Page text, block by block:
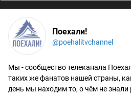
Поехали!
@poehalitvchannel
Мы - сообщество телеканала
таких же фанатов нашей страны,
день мы находим то, о чём не